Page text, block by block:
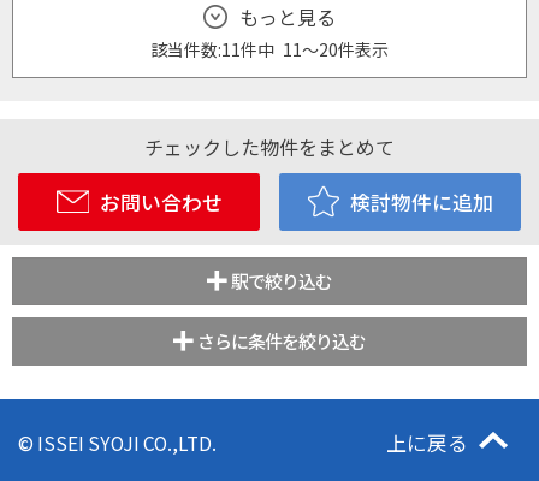
もっと見る
該当件数:11件中 11～20件表示
チェックした物件をまとめて
お問い合わせ
検討物件に追加
駅で絞り込む
さらに条件を絞り込む
© ISSEI SYOJI CO.,LTD. 上に戻る